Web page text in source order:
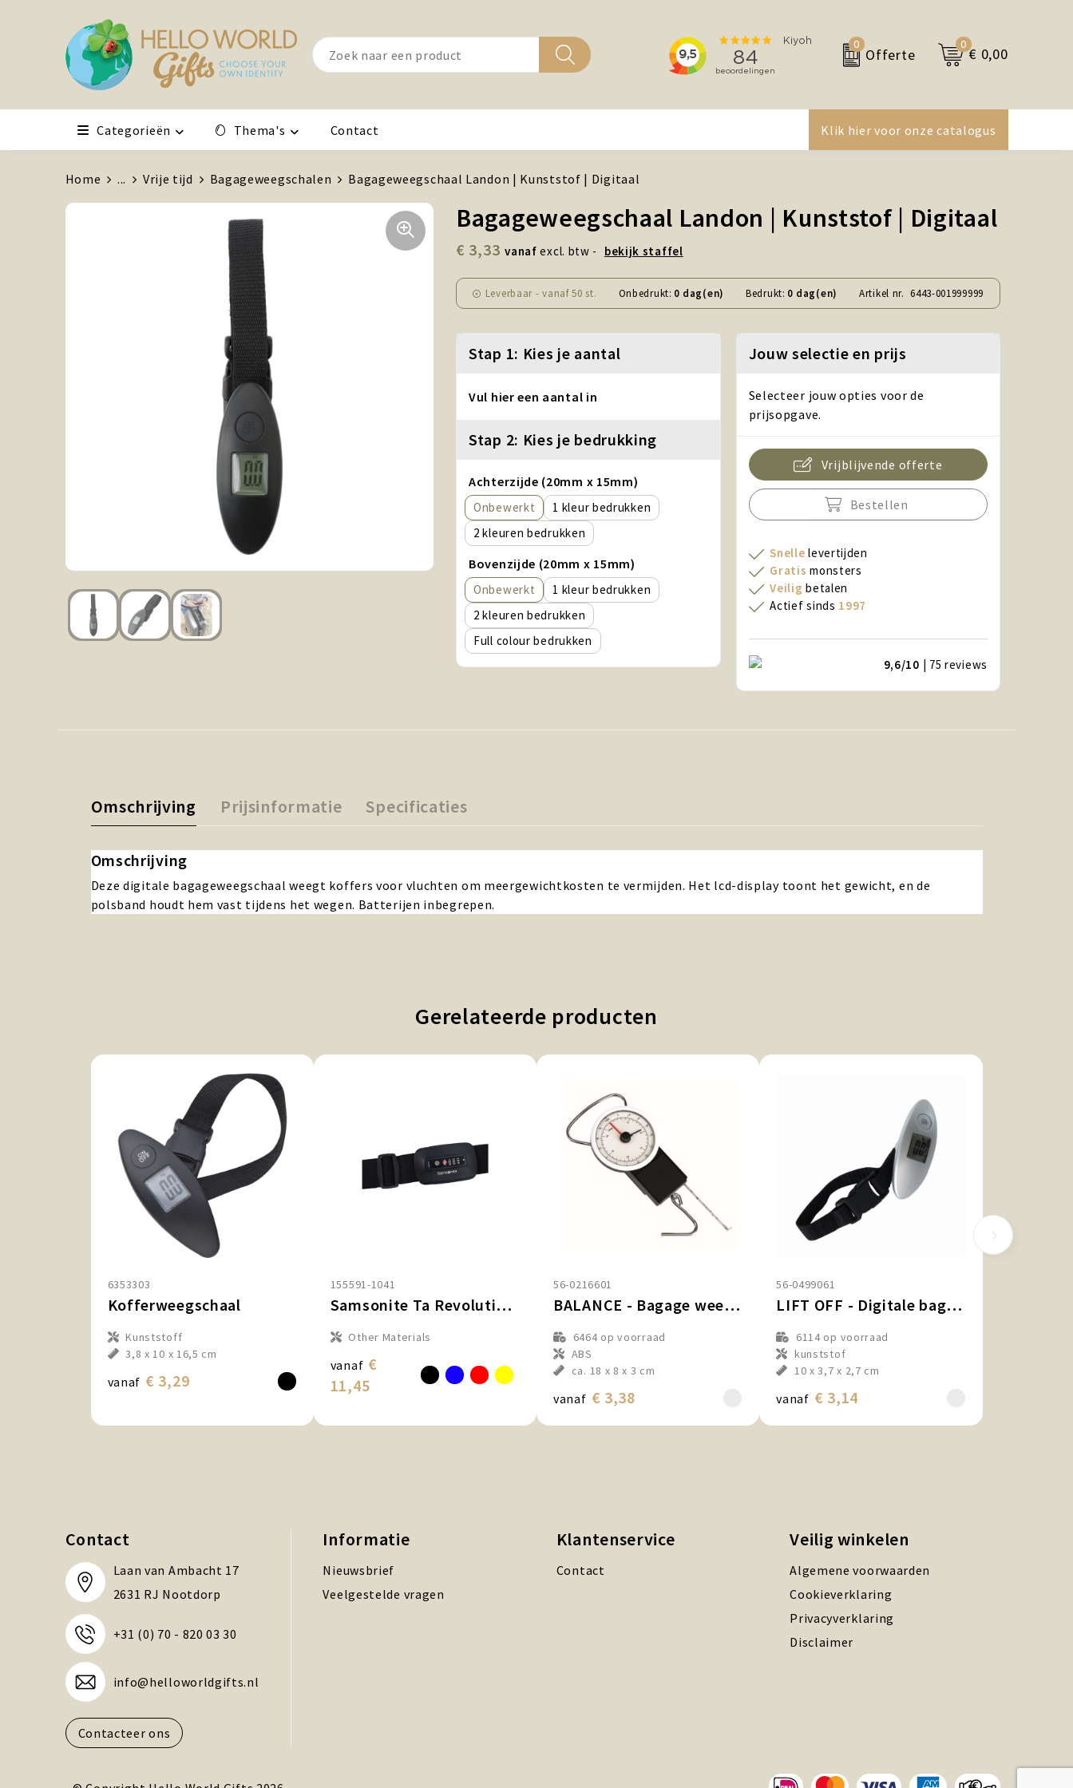
0
Offerte
0
€ 0,00
Categorieën Thema's Contact Klik hier voor onze catalogus
Home ... Vrije tijd Bagageweegschalen Bagageweegschaal Landon | Kunststof | Digitaal
Bagageweegschaal Landon | Kunststof | Digitaal
€ 3,33 vanaf excl. btw - bekijk staffel
Leverbaar -vanaf50 st. Onbedrukt: 0 dag(en) Bedrukt: 0 dag(en) Artikel nr.6443-001999999
Stap 1: Kies je aantal
Vul hier een aantal in
Stap 2: Kies je bedrukking
Achterzijde (20mm x 15mm)
Onbewerkt
1
2
Bovenzijde (20mm x 15mm)
Onbewerkt
1
2
Full colour
Jouw selectie en prijs
Selecteer jouw opties voor de
prijsopgave.
Vrijblijvende offerte
Bestellen
Snelle levertijden
Gratis monsters
Veilig betalen
Actief sinds 1997
9,6/10 | 75reviews
Omschrijving Prijsinformatie Specificaties
Omschrijving
Deze digitale bagageweegschaal weegt koffers voor vluchten om meergewichtkosten te vermijden. Het lcd-display toont het gewicht, en de
polsband houdt hem vast tijdens het wegen. Batterijen inbegrepen.
Gerelateerde producten
6353303
Kofferweegschaal
Kunststoff
3,8 x 10 x 16,5 cm
vanaf € 3,29
155591-1041
Samsonite Ta Revolution Luggage Strap/ Lock
Other Materials
vanaf €
11,45
56-0216601
BALANCE - Bagage weegschaal
6464op voorraad
ABS
ca. 18 x 8 x 3 cm
vanaf € 3,38
56-0499061
LIFT OFF - Digitale bagageweegschaal
6114op voorraad
kunststof
10 x 3,7 x 2,7 cm
vanaf € 3,14
Contact
Laan van Ambacht 17
2631 RJ Nootdorp
+31 (0) 70 - 820 03 30
info@helloworldgifts.nl
Contacteer ons
Informatie
Nieuwsbrief
Veelgestelde vragen
Klantenservice
Contact
Veilig winkelen
Algemene voorwaarden
Cookieverklaring
Privacyverklaring
Disclaimer